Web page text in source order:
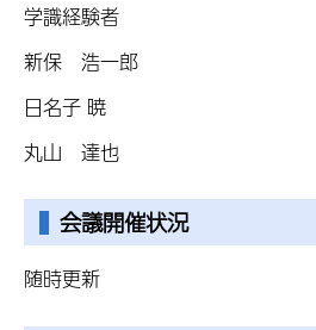
学識経験者
新保 浩一郎
日名子 暁
丸山 達也
会議開催状況
随時更新